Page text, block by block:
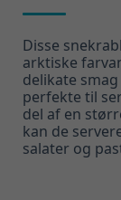
Disse
arktiske
delikate
perfekte til
del af en
kan de
salater og